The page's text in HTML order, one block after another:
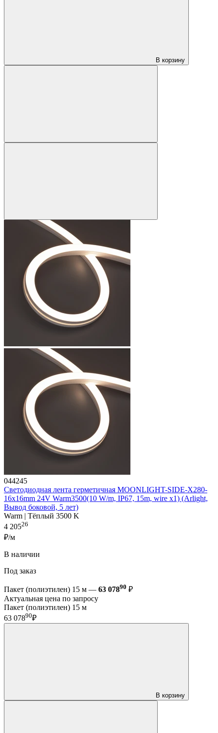
В корзину
044245
Светодиодная лента герметичная MOONLIGHT-SIDE-X280-
16x16mm 24V Warm3500(10 W/m, IP67, 15m, wire x1) (Arlight,
Вывод боковой, 5 лет)
Warm | Тёплый 3500 K
4 20526
₽/м
В наличии
Под заказ
Пакет (полиэтилен) 15 м — 63 07890 ₽
Актуальная цена по запросу
Пакет (полиэтилен) 15 м
63 07890₽
В корзину